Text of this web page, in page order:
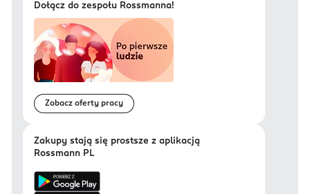
Dołącz do zespołu Rossmanna!
Zobacz oferty pracy
Zakupy stają się prostsze z aplikacją
Rossmann PL